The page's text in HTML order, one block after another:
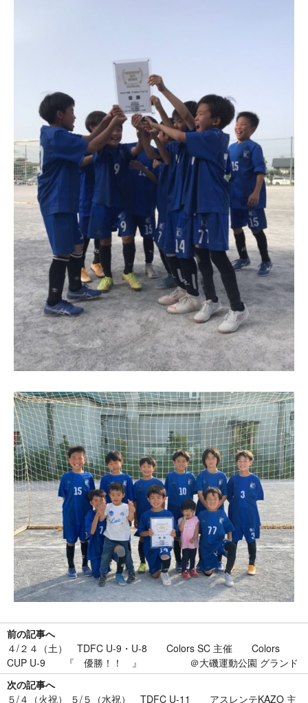
前の記事へ
４/２４（土） TDFC U-9・U-8 Colors SC 主催 Colors
CUP U-9 『 優勝！！ 』 ＠大磯運動公園 グランド
次の記事へ
５/４（火祝） ５/５（水祝） TDFC U-11 アスレンテKAZO 主